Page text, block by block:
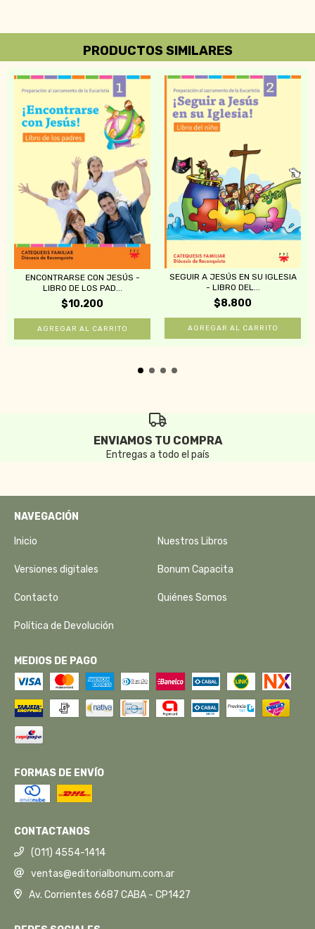
PRODUCTOS SIMILARES
ENCONTRARSE CON JESÚS -
LIBRO DE LOS PAD...
$10.200
SEGUIR A JESÚS EN SU IGLESIA
- LIBRO DEL...
$8.800
ENVIAMOS TU COMPRA
Entregas a todo el país
NAVEGACIÓN
Inicio Nuestros Libros
Versiones digitales Bonum Capacita
Contacto Quiénes Somos
Política de Devolución
MEDIOS DE PAGO
FORMAS DE ENVÍO
CONTACTANOS
(011) 4554-1414
ventas@editorialbonum.com.ar
Av. Corrientes 6687 CABA - CP1427